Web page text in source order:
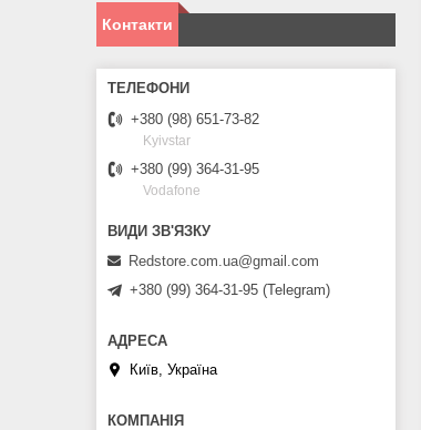
Контакти
+380 (98) 651-73-82
Kyivstar
+380 (99) 364-31-95
Vodafone
Redstore.com.ua@gmail.com
+380 (99) 364-31-95 (Telegram)
Київ, Україна